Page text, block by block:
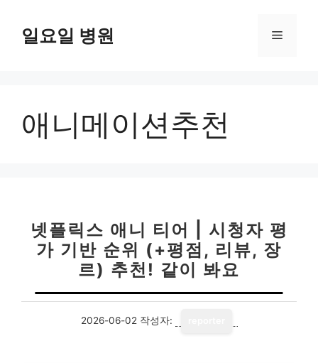
일요일 병원 메
애니메이션추천
넷플릭스 애니 티어 | 시청자 평
가 기반 순위 (+평점, 리뷰, 장
르) 추천! 같이 봐요
2026-06-02 작성자: